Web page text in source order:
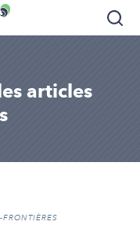
articles
FRONTIÈRES